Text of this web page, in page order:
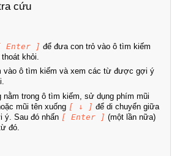
cứu
Enter ] để đưa con trỏ vào ô tìm kiếm
khỏi.
vào ô tìm kiếm và xem các từ được gợi ý
nằm trong ô tìm kiếm, sử dụng phím mũi
mũi tên xuống [ ↓ ] để di chuyển giữa
Sau đó nhấn [ Enter ] (một lần nữa)
đó.